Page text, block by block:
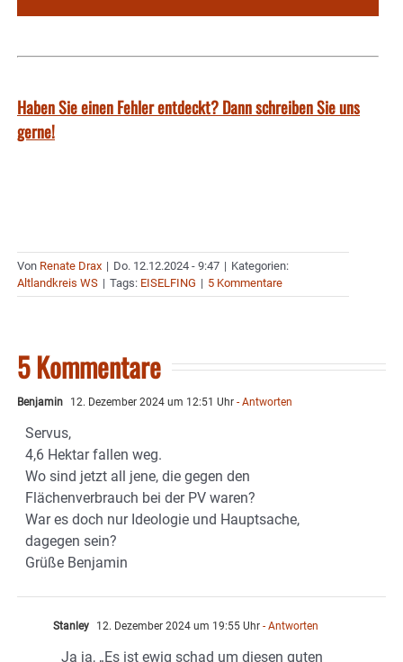
Haben Sie einen Fehler entdeckt? Dann schreiben Sie uns
gerne!
Von Renate Drax | Do. 12.12.2024 - 9:47 | Kategorien:
Altlandkreis WS | Tags: EISELFING | 5 Kommentare
5 Kommentare
Benjamin 12. Dezember 2024 um 12:51 Uhr - Antworten
Servus,
4,6 Hektar fallen weg.
Wo sind jetzt all jene, die gegen den
Flächenverbrauch bei der PV waren?
War es doch nur Ideologie und Hauptsache,
dagegen sein?
Grüße Benjamin
Stanley 12. Dezember 2024 um 19:55 Uhr - Antworten
Ja ja, „Es ist ewig schad um diesen guten